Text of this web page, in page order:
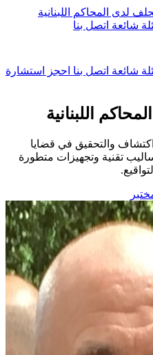
لدى المحاكم اللبنانية
شائعة اتصل بنا
شائعة اتصل بنا احجز استشارة
اللبنانية
والتحقيق في قضايا
تقنية وتجهيزات متطورة